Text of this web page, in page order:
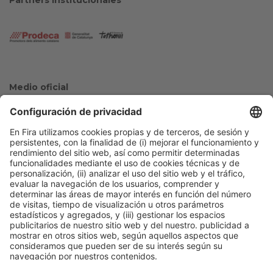
Medio oficial
Colaboradores